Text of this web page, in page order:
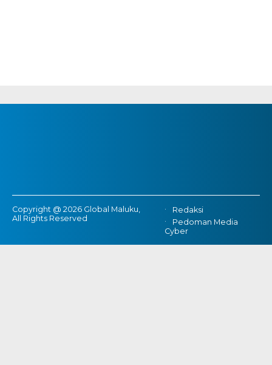
Copyright @ 2026 Global Maluku,
All Rights Reserved
Redaksi
Pedoman Media
Cyber